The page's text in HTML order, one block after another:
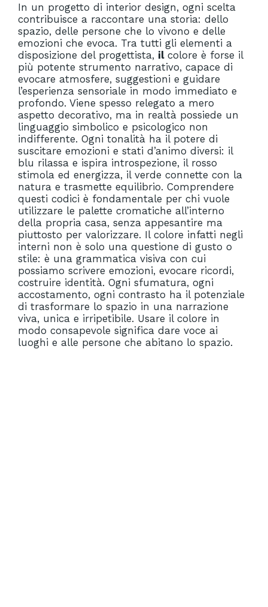
In un progetto di interior design, ogni scelta
contribuisce a raccontare una storia: dello
spazio, delle persone che lo vivono e delle
emozioni che evoca. Tra tutti gli elementi a
disposizione del progettista, il colore è forse il
più potente strumento narrativo, capace di
evocare atmosfere, suggestioni e guidare
l’esperienza sensoriale in modo immediato e
profondo. Viene spesso relegato a mero
aspetto decorativo, ma in realtà possiede un
linguaggio simbolico e psicologico non
indifferente. Ogni tonalità ha il potere di
suscitare emozioni e stati d’animo diversi: il
blu rilassa e ispira introspezione, il rosso
stimola ed energizza, il verde connette con la
natura e trasmette equilibrio. Comprendere
questi codici è fondamentale per chi vuole
utilizzare le palette cromatiche all’interno
della propria casa, senza appesantire ma
piuttosto per valorizzare. Il colore infatti negli
interni non è solo una questione di gusto o
stile: è una grammatica visiva con cui
possiamo scrivere emozioni, evocare ricordi,
costruire identità. Ogni sfumatura, ogni
accostamento, ogni contrasto ha il potenziale
di trasformare lo spazio in una narrazione
viva, unica e irripetibile. Usare il colore in
modo consapevole significa dare voce ai
luoghi e alle persone che abitano lo spazio.